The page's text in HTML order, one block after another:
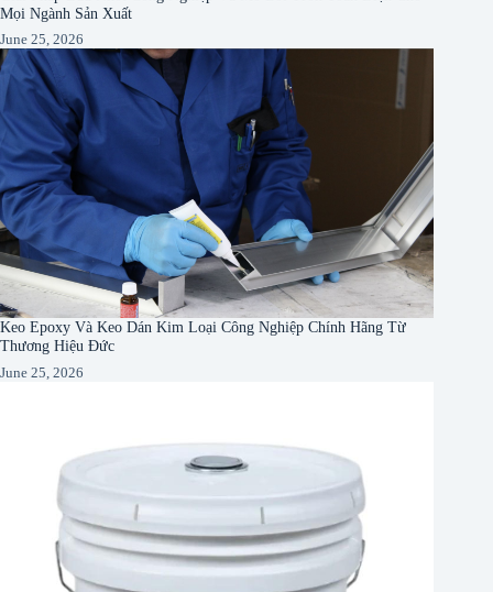
Mọi Ngành Sản Xuất
June 25, 2026
Keo Epoxy Và Keo Dán Kim Loại Công Nghiệp Chính Hãng Từ
Thương Hiệu Đức
June 25, 2026